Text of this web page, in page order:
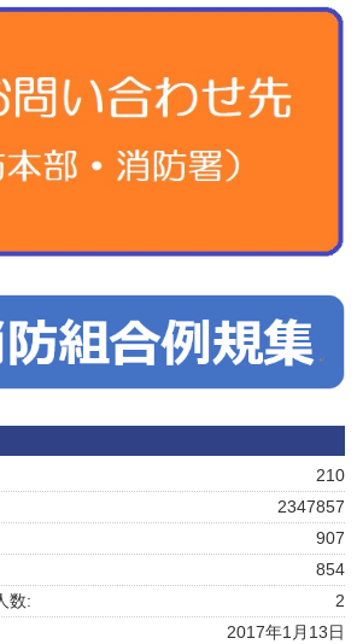
210
2347857
907
854
2
数:
2017年1月13日